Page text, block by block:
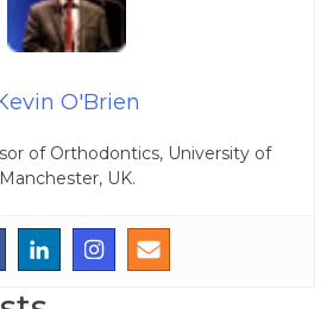
O'Brien
of Orthodontics, University of
Manchester, UK.